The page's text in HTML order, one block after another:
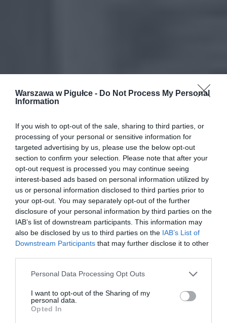
Warszawa w Pigułce - Do Not Process My Personal
Information
If you wish to opt-out of the sale, sharing to third parties, or
processing of your personal or sensitive information for
targeted advertising by us, please use the below opt-out
section to confirm your selection. Please note that after your
opt-out request is processed you may continue seeing
interest-based ads based on personal information utilized by
us or personal information disclosed to third parties prior to
your opt-out. You may separately opt-out of the further
disclosure of your personal information by third parties on the
IAB’s list of downstream participants. This information may
also be disclosed by us to third parties on the IAB’s List of
Downstream Participants that may further disclose it to other
Personal Data Processing Opt Outs
I want to opt-out of the Sharing of my
personal data.
Opted In